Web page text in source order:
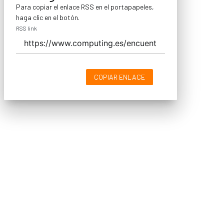
Para copiar el enlace RSS en el portapapeles,
haga clic en el botón.
RSS link
COPIAR ENLACE